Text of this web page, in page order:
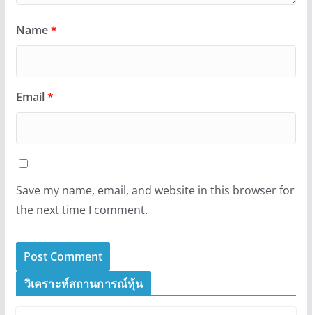
Name*
Email*
Save my name, email, and website in this browser for
the next time I comment.
วิเคราะห์สถานการณ์หุ้น